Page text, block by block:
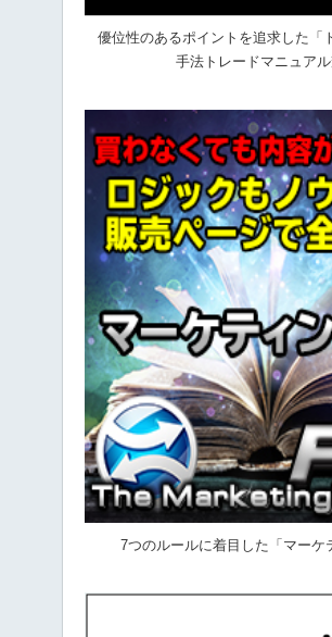
優位性のあるポイントを追求した「
手法トレードマニュアル
7つのルールに着目した「マーケ